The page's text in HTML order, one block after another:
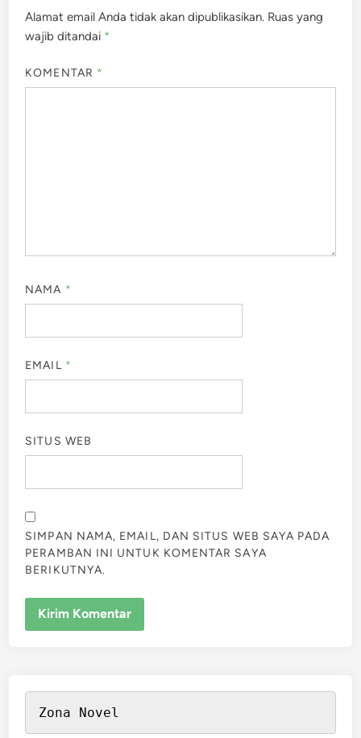
Alamat email Anda tidak akan dipublikasikan. Ruas yang
wajib ditandai *
KOMENTAR *
NAMA *
EMAIL *
SITUS WEB
SIMPAN NAMA, EMAIL, DAN SITUS WEB SAYA PADA
PERAMBAN INI UNTUK KOMENTAR SAYA
BERIKUTNYA.
Zona Novel